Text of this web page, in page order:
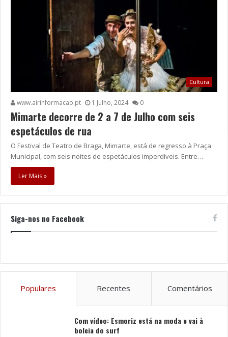
Cultura
www.airinformacao.pt 1 Julho, 2024 0
Mimarte decorre de 2 a 7 de Julho com seis
espetáculos de rua
O Festival de Teatro de Braga, Mimarte, está de regresso à Praça
Municipal, com seis noites de espetáculos imperdíveis. Entre…
Ler Mais »
Siga-nos no Facebook
Populares Recentes Comentários
Com vídeo: Esmoriz está na moda e vai à
boleia do surf